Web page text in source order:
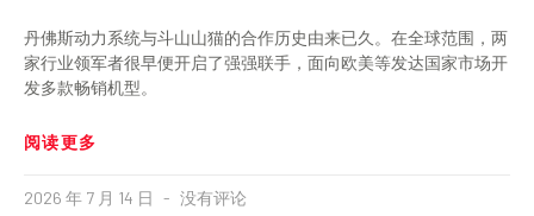
丹佛斯动力系统与斗山山猫的合作历史由来已久。在全球范围，两
家行业领军者很早便开启了强强联手，面向欧美等发达国家市场开
发多款畅销机型。
阅读更多
2026 年 7 月 14 日 没有评论